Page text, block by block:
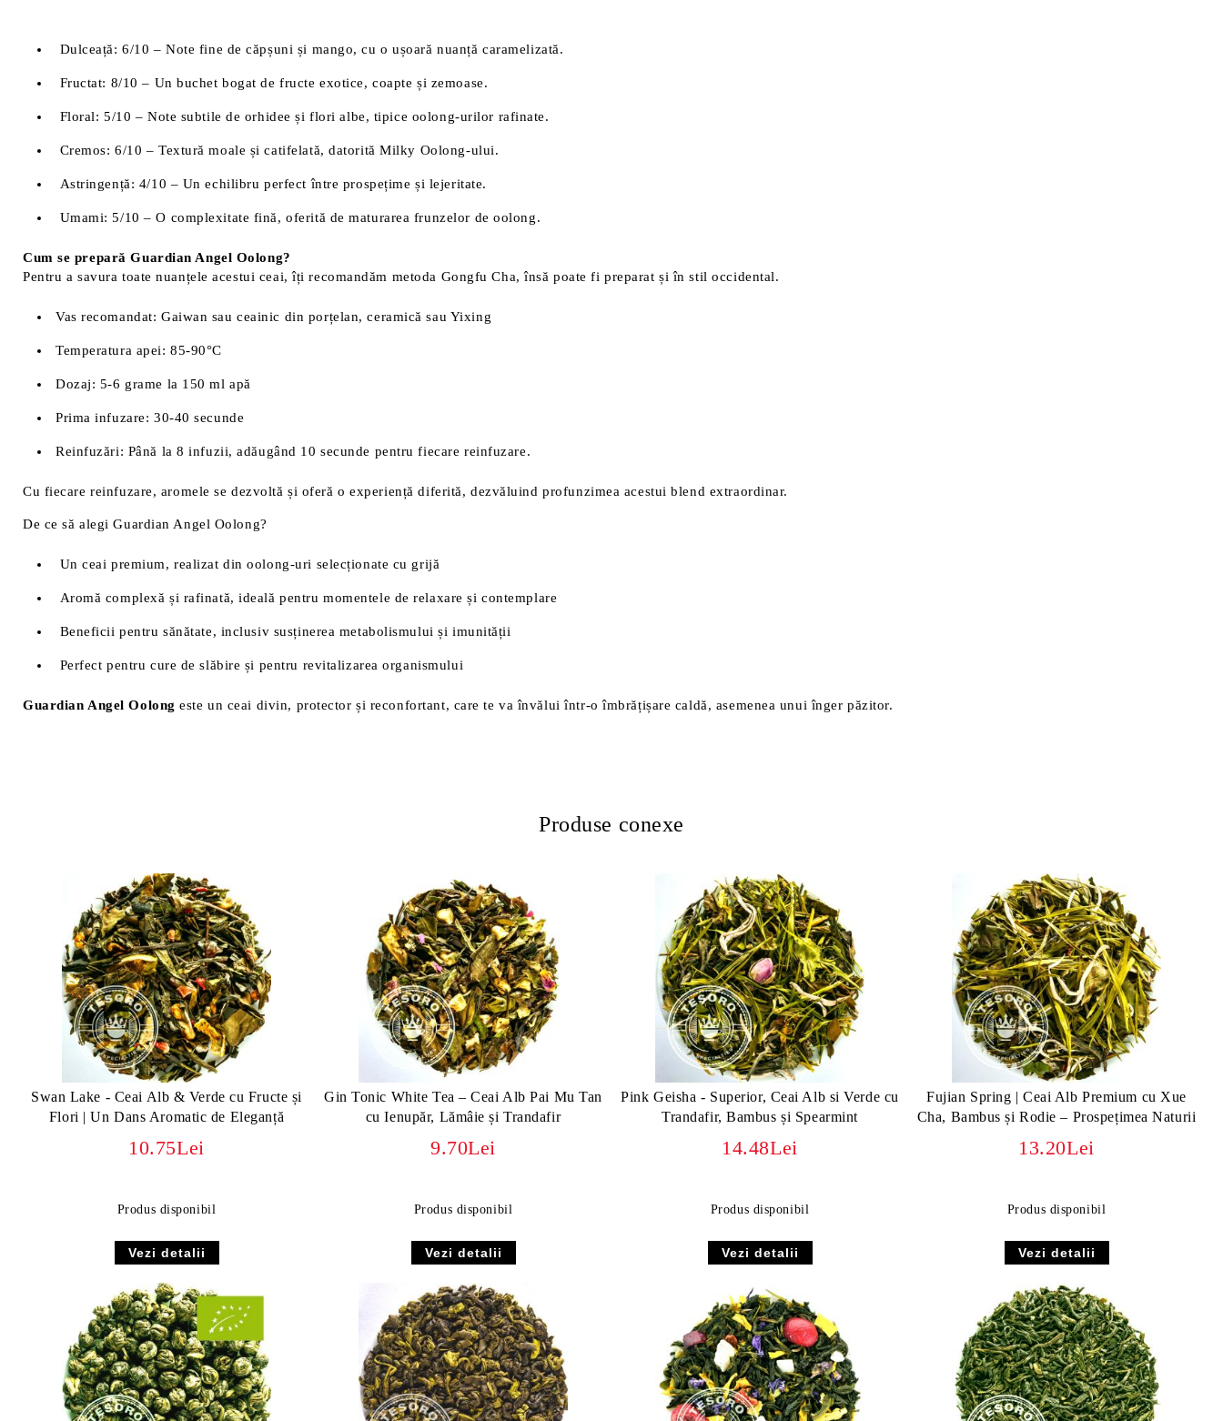
Dulceață: 6/10 – Note fine de căpșuni și mango, cu o ușoară nuanță caramelizată.
Fructat: 8/10 – Un buchet bogat de fructe exotice, coapte și zemoase.
Floral: 5/10 – Note subtile de orhidee și flori albe, tipice oolong-urilor rafinate.
Cremos: 6/10 – Textură moale și catifelată, datorită Milky Oolong-ului.
Astringență: 4/10 – Un echilibru perfect între prospețime și lejeritate.
Umami: 5/10 – O complexitate fină, oferită de maturarea frunzelor de oolong.
Cum se prepară Guardian Angel Oolong?
Pentru a savura toate nuanțele acestui ceai, îți recomandăm metoda Gongfu Cha, însă poate fi preparat și în stil occidental.
Vas recomandat: Gaiwan sau ceainic din porțelan, ceramică sau Yixing
Temperatura apei: 85-90°C
Dozaj: 5-6 grame la 150 ml apă
Prima infuzare: 30-40 secunde
Reinfuzări: Până la 8 infuzii, adăugând 10 secunde pentru fiecare reinfuzare.
Cu fiecare reinfuzare, aromele se dezvoltă și oferă o experiență diferită, dezvăluind profunzimea acestui blend extraordinar.
De ce să alegi Guardian Angel Oolong?
Un ceai premium, realizat din oolong-uri selecționate cu grijă
Aromă complexă și rafinată, ideală pentru momentele de relaxare și contemplare
Beneficii pentru sănătate, inclusiv susținerea metabolismului și imunității
Perfect pentru cure de slăbire și pentru revitalizarea organismului
Guardian Angel Oolong este un ceai divin, protector și reconfortant, care te va învălui într-o îmbrățișare caldă, asemenea unui înger păzitor.
Produse conexe
Swan Lake - Ceai Alb & Verde cu Fructe și
Flori | Un Dans Aromatic de Eleganță
10.75Lei
Produs disponibil
Vezi detalii
Gin Tonic White Tea – Ceai Alb Pai Mu Tan
cu Ienupăr, Lămâie și Trandafir
9.70Lei
Produs disponibil
Vezi detalii
Pink Geisha - Superior, Ceai Alb si Verde cu
Trandafir, Bambus și Spearmint
14.48Lei
Produs disponibil
Vezi detalii
Fujian Spring | Ceai Alb Premium cu Xue
Cha, Bambus și Rodie – Prospețimea Naturii
13.20Lei
Produs disponibil
Vezi detalii